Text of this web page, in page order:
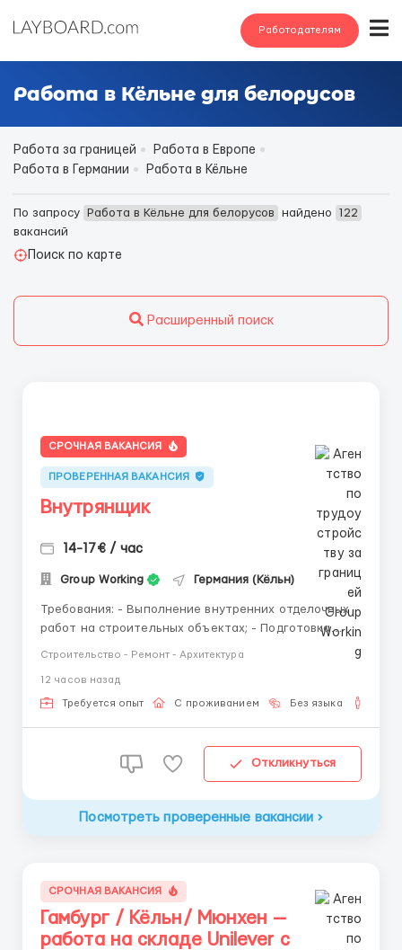
Работодателям
Работа в Кёльне для белорусов
Работа за границей
Работа в Европе
Работа в Германии
Работа в Кёльне
По запросу Работа в Кёльне для белорусов найдено
122
вакансий
Поиск по карте
Расширенный поиск
СРОЧНАЯ ВАКАНСИЯ
ПРОВЕРЕННАЯ ВАКАНСИЯ
Внутрянщик
14-17€ / час
Group Working Германия (Кёльн)
Требования: - Выполнение внутренних отделочных
работ на строительных объектах; - Подготовка
работы; - Монтаж гипсокартонных конструкций
(стены, перегородки, потолки); - Укладка плитки на
Строительство - Ремонт - Архитектура
12 часов назад
Требуется опыт С проживанием Без языка
Откликнуться
Посмотреть проверенные вакансии
СРОЧНАЯ ВАКАНСИЯ
Гамбург / Кёльн/ Мюнхен —
работа на складе Unilever с